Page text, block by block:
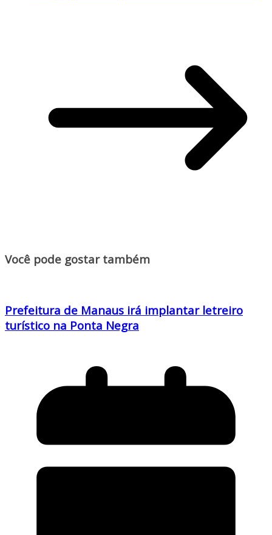
Você pode gostar também
Prefeitura de Manaus irá implantar letreiro
turístico na Ponta Negra